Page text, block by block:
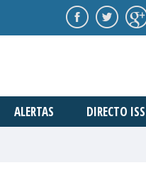
ALERTAS DIRECTO ISS